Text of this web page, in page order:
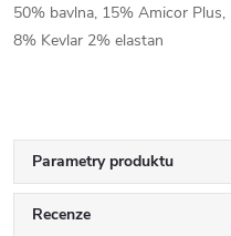
50% bavlna, 15% Amicor
8% Kevlar 2% elastan
Parametry produktu
Recenze